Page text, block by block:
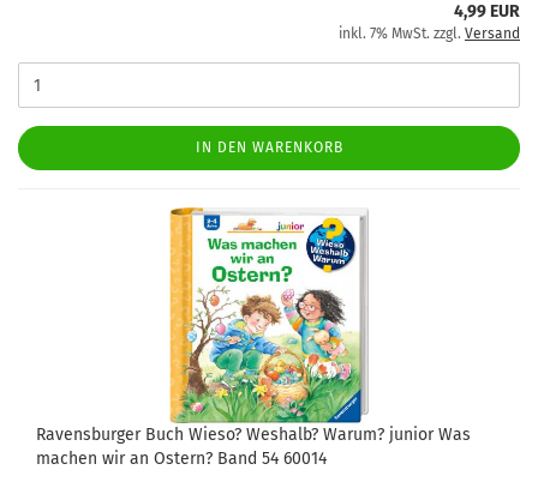
4,99 EUR
inkl. 7% MwSt. zzgl. Versand
IN DEN WARENKORB
Ravensburger Buch Wieso? Weshalb? Warum? junior Was
machen wir an Ostern? Band 54 60014